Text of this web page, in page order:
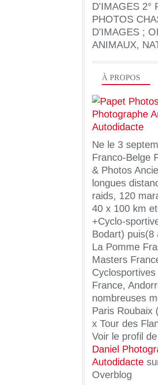
D'IMAGES 2°
PHOTOS
D'IMAGES ;
ANIMAUX,
À PROPOS
Ne le 3
Franco-Belge
& Photos
longues
raids, 120
40 x 100 km
+Cyclo-
Bodart) puis(8
La Pomme
Masters
France,
nombreuses
Paris Roubaix
x Tour des
Voir le profil de
Daniel
Autodidacte
Overblog